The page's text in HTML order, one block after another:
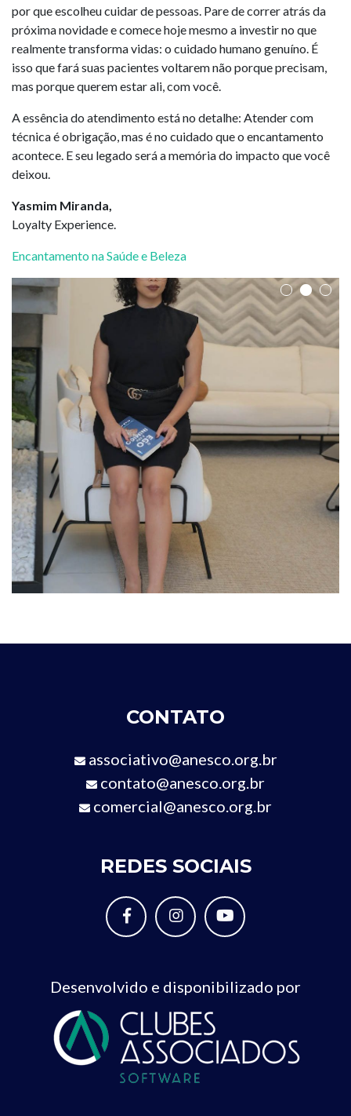
por que escolheu cuidar de pessoas. Pare de correr atrás da
próxima novidade e comece hoje mesmo a investir no que
realmente transforma vidas: o cuidado humano genuíno. É
isso que fará suas pacientes voltarem não porque precisam,
mas porque querem estar ali, com você.
A essência do atendimento está no detalhe: Atender com
técnica é obrigação, mas é no cuidado que o encantamento
acontece. E seu legado será a memória do impacto que você
deixou.
Yasmim Miranda,
Loyalty Experience.
Encantamento na Saúde e Beleza
CONTATO
associativo@anesco.org.br
contato@anesco.org.br
comercial@anesco.org.br
REDES SOCIAIS
Desenvolvido e disponibilizado por